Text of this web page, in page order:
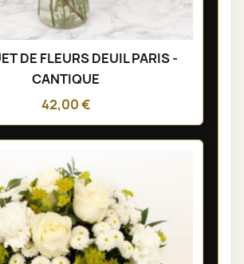
DE FLEURS DEUIL PARIS -
CANTIQUE
42,00 €